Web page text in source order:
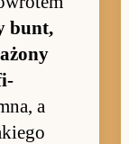
bunt,
a